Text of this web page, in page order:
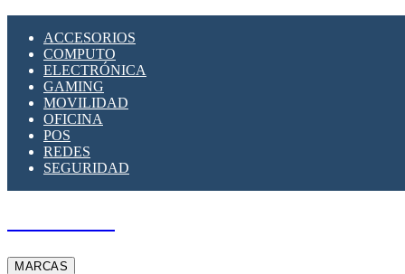
ACCESORIOS
COMPUTO
ELECTRÓNICA
GAMING
MOVILIDAD
OFICINA
POS
REDES
SEGURIDAD
MARCAS